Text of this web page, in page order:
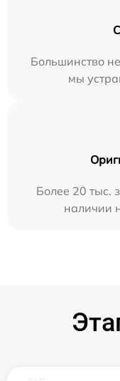
Большинство
мы
Более 20 тыс.
наличии